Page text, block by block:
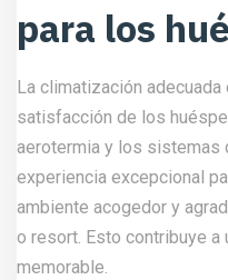
para los
La climatización
satisfacción de los
aerotermia y los sistemas
experiencia excepcional
ambiente acogedor y
o resort. Esto contribuye a
memorable.